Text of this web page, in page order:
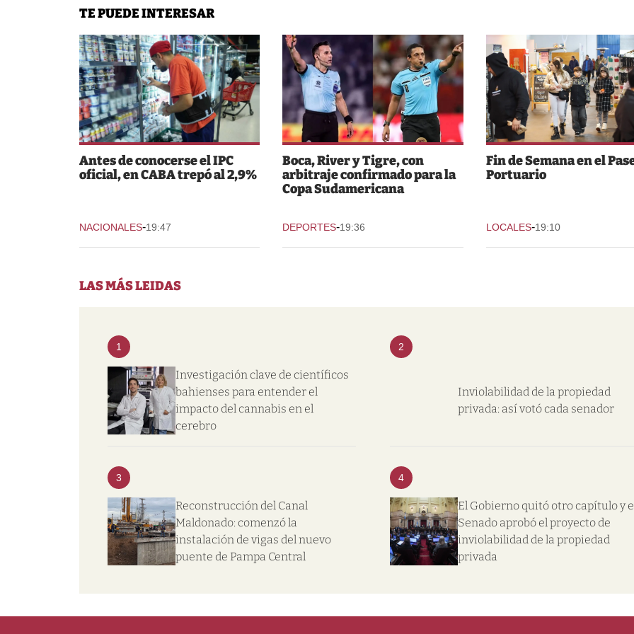
TE PUEDE INTERESAR
Antes de conocerse el IPC
oficial, en CABA trepó al 2,9%
NACIONALES-19:47
Boca, River y Tigre, con
arbitraje confirmado para la
Copa Sudamericana
DEPORTES-19:36
Fin de Semana en el
Portuario
LOCALES-19:10
LAS MÁS LEIDAS
1
Investigación clave de científicos
bahienses para entender el
impacto del cannabis en el
cerebro
2
Inviolabilidad de la propiedad
privada: así votó cada senador
3
Reconstrucción del Canal
Maldonado: comenzó la
instalación de vigas del nuevo
puente de Pampa Central
4
El Gobierno quitó otro capítulo y
Senado aprobó el proyecto de
inviolabilidad de la propiedad
privada